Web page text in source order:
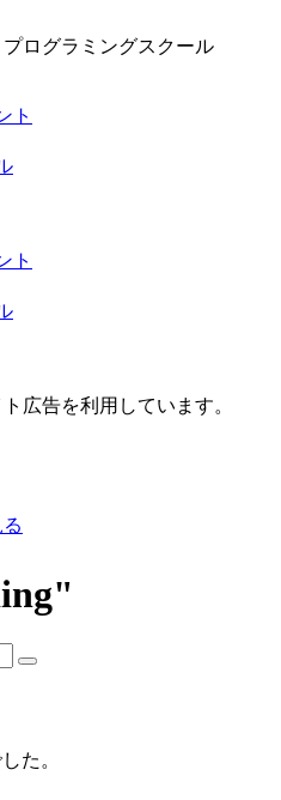
ログラミングスクール
ト
ト
広告を利用しています。
た。